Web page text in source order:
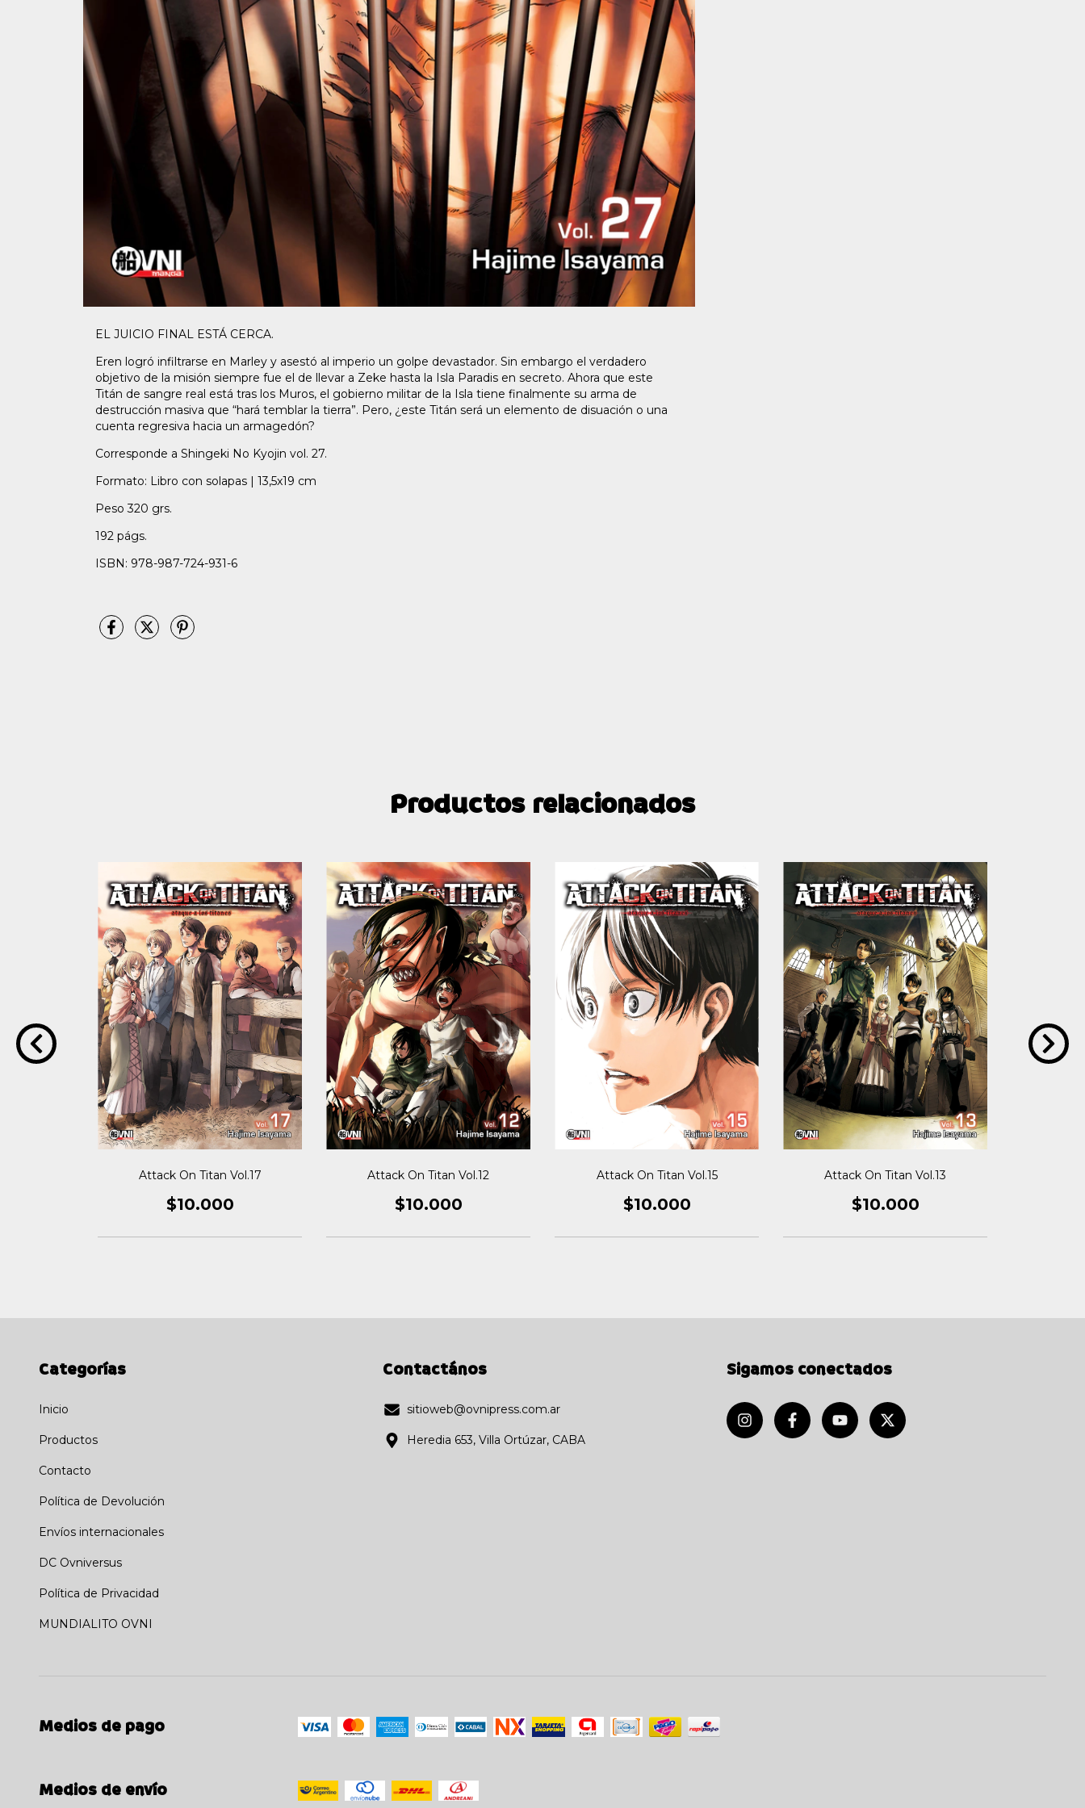
EL JUICIO FINAL ESTÁ CERCA.
Eren logró infiltrarse en Marley y asestó al imperio un golpe devastador. Sin embargo el verdadero
objetivo de la misión siempre fue el de llevar a Zeke hasta la Isla Paradis en secreto. Ahora que este
Titán de sangre real está tras los Muros, el gobierno militar de la Isla tiene finalmente su arma de
destrucción masiva que “hará temblar la tierra”. Pero, ¿este Titán será un elemento de disuación o una
cuenta regresiva hacia un armagedón?
Corresponde a Shingeki No Kyojin vol. 27.
Formato: Libro con solapas | 13,5x19 cm
Peso 320 grs.
192 págs.
ISBN: 978-987-724-931-6
Productos relacionados
Attack On Titan Vol.17
$10.000
Attack On Titan Vol.12
$10.000
Attack On Titan Vol.15
$10.000
Attack On Titan Vol.13
$10.000
Categorías
Inicio
Productos
Contacto
Política de Devolución
Envíos internacionales
DC Ovniversus
Política de Privacidad
MUNDIALITO OVNI
Contactános
sitioweb@ovnipress.com.ar
Heredia 653, Villa Ortúzar, CABA
Sigamos conectados
Medios de pago
Medios de envío